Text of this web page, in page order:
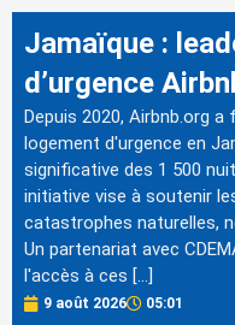
Jamaïque :
d’urgence
Depuis 2020, Airbnb.org
logement d'urgence en
significative des 1 500
initiative vise à soutenir
catastrophes naturelles,
Un partenariat avec
l'accès à ces […]
9 août 2026 05:01